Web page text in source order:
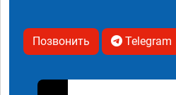
Позвонить Telegram